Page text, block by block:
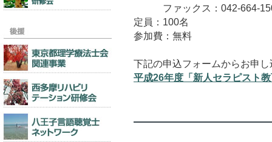
ファックス：042-664-
定員：100名
参加費：無料
下記の申込フォームからお申
平成26年度「新人セラピスト